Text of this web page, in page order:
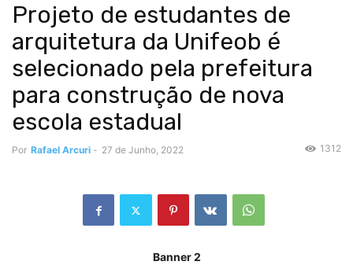
Projeto de estudantes de
arquitetura da Unifeob é
selecionado pela prefeitura
para construção de nova
escola estadual
Por Rafael Arcuri - 27 de Junho, 2022 1312
Banner 2